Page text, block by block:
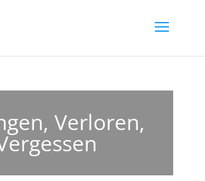
Verloren,